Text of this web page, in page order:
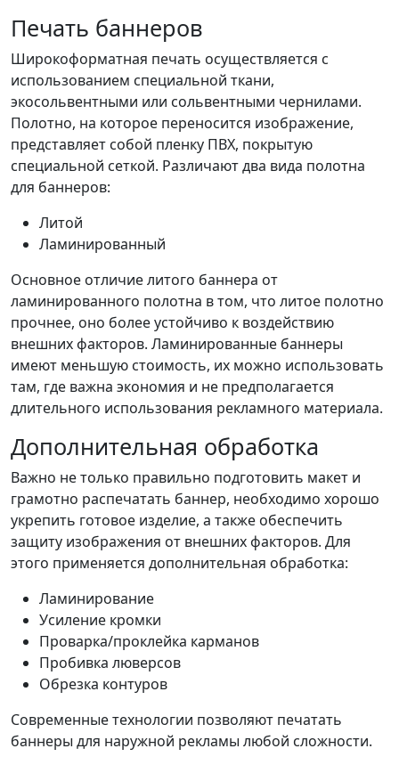
Печать баннеров
Широкоформатная печать осуществляется с
использованием специальной ткани,
экосольвентными или сольвентными чернилами.
Полотно, на которое переносится изображение,
представляет собой пленку ПВХ, покрытую
специальной сеткой. Различают два вида полотна
для баннеров:
Литой
Ламинированный
Основное отличие литого баннера от
ламинированного полотна в том, что литое полотно
прочнее, оно более устойчиво к воздействию
внешних факторов. Ламинированные баннеры
имеют меньшую стоимость, их можно использовать
там, где важна экономия и не предполагается
длительного использования рекламного материала.
Дополнительная обработка
Важно не только правильно подготовить макет и
грамотно распечатать баннер, необходимо хорошо
укрепить готовое изделие, а также обеспечить
защиту изображения от внешних факторов. Для
этого применяется дополнительная обработка:
Ламинирование
Усиление кромки
Проварка/проклейка карманов
Пробивка люверсов
Обрезка контуров
Современные технологии позволяют печатать
баннеры для наружной рекламы любой сложности.